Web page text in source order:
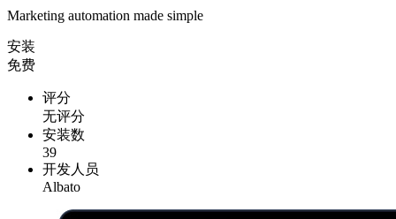
Marketing automation made simple
安装
免费
评分
无评分
安装数
39
开发人员
Albato